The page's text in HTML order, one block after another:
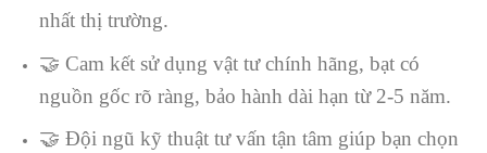
nhất thị trường.
🤝 Cam kết sử dụng vật tư chính hãng, bạt có
nguồn gốc rõ ràng, bảo hành dài hạn từ 2-5 năm.
🤝 Đội ngũ kỹ thuật tư vấn tận tâm giúp bạn chọn